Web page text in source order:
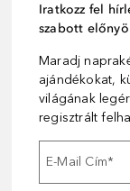
Iratkozz fel
szabott
Maradj
ajándékokat,
világának
regisztrált
E-Mail Cím*